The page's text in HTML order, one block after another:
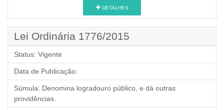
DETALHES
Lei Ordinária 1776/2015
Status: Vigente
Data de Publicação:
Súmula: Denomina logradouro público, e dá outras
providências.